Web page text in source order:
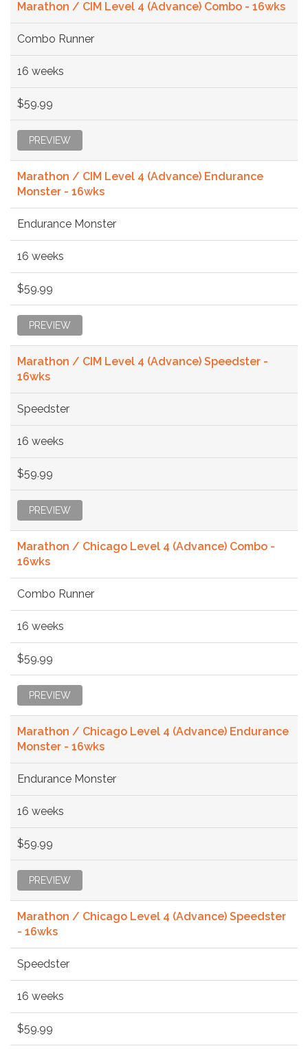
Marathon / CIM Level 4 (Advance) Combo - 16wks
Combo Runner
16 weeks
$59.99
PREVIEW
Marathon / CIM Level 4 (Advance) Endurance
Monster - 16wks
Endurance Monster
16 weeks
$59.99
PREVIEW
Marathon / CIM Level 4 (Advance) Speedster -
16wks
Speedster
16 weeks
$59.99
PREVIEW
Marathon / Chicago Level 4 (Advance) Combo -
16wks
Combo Runner
16 weeks
$59.99
PREVIEW
Marathon / Chicago Level 4 (Advance) Endurance
Monster - 16wks
Endurance Monster
16 weeks
$59.99
PREVIEW
Marathon / Chicago Level 4 (Advance) Speedster
- 16wks
Speedster
16 weeks
$59.99